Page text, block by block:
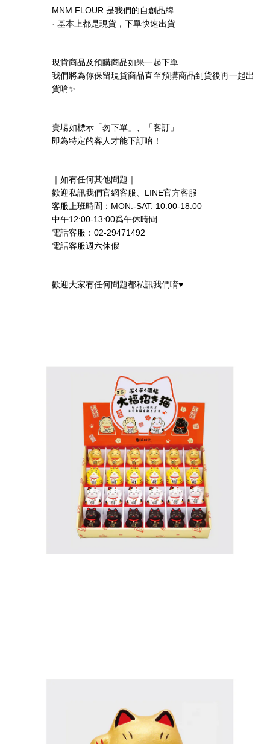
MNM FLOUR 是我們的自創品牌
· 基本上都是現貨，下單快速出貨
現貨商品及預購商品如果一起下單
我們將為你保留現貨商品直至預購商品到貨後再一起出
貨唷✨
賣場如標示「勿下單」、「客訂」
即為特定的客人才能下訂唷！
｜如有任何其他問題｜
歡迎私訊我們官網客服、 LINE官方客服
客服上班時間： MON.-SAT. 10:00-18:00
中午12:00-13:00爲午休時間
電話客服： 02-29471492
電話客服週六休假
歡迎大家有任何問題都私訊我們唷♥️